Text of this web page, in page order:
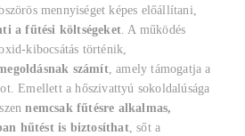
mennyiséget képes előállítani,
a fűtési költségeket. A működés
kibocsátás történik,
számít, amely támogatja a
Emellett a hőszivattyú sokoldalúsága
nemcsak fűtésre alkalmas,
hűtést is biztosíthat, sőt a